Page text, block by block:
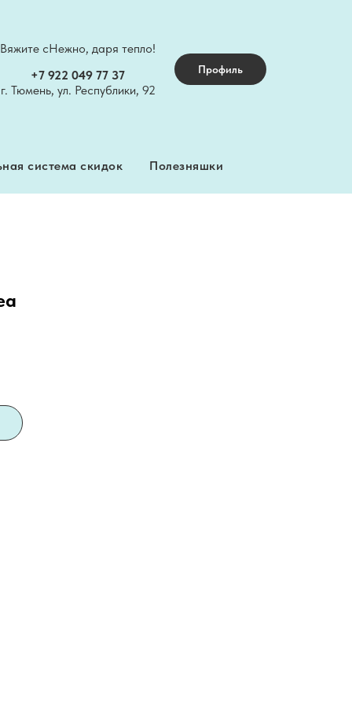
Вяжите сНежно, даря тепло!
+7 922 049 77 37
г. Тюмень, ул. Республики, 92
Профиль
система скидок Полезняшки